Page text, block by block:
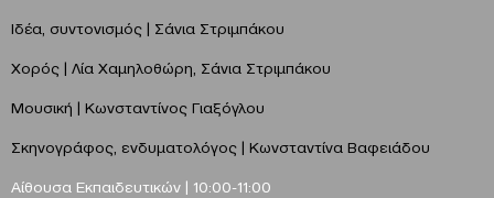
Ιδέα, συντονισμός | Σάνια Στριμπάκου
Χορός | Λία Χαμηλοθώρη, Σάνια Στριμπάκου
Μουσική | Κωνσταντίνος Γιαξόγλου
Σκηνογράφος, ενδυματολόγος | Κωνσταντίνα Βαφειάδου
Αίθουσα Εκπαιδευτικών | 10:00-11:00